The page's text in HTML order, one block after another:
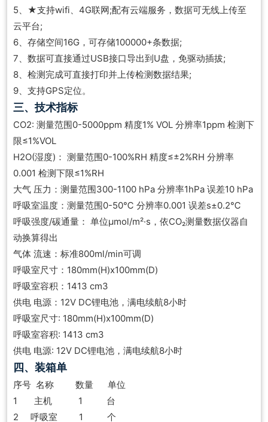
5、★支持wifi、4G联网;配有云端服务，数据可无线上传至
云平台;
6、存储空间16G，可存储100000+条数据;
7、数据可直接通过USB接口导出到U盘，免驱动插拔;
8、检测完成可直接打印并上传检测数据结果;
9、支持GPS定位。
三、技术指标
CO2: 测量范围0-5000ppm 精度1% VOL 分辨率1ppm 检测下
限≤1%VOL
H2O(湿度)： 测量范围0-100%RH 精度≤±2%RH 分辨率
0.001 检测下限≤1%RH
大气 压力：测量范围300-1100 hPa 分辨率1hPa 误差10 hPa
呼吸室温度：测量范围0-50℃ 分辨率0.001 误差s±0.2℃
呼吸强度/碳通量： 单位μmol/m²·s，依CO₂测量数据仪器自
动换算得出
气体 流速：标准800ml/min可调
呼吸室尺寸：180mm(H)x100mm(D)
呼吸室容积：1413 cm3
供电 电源：12V DC锂电池，满电续航8小时
呼吸室尺寸: 180mm(H)x100mm(D)
呼吸室容积: 1413 cm3
供电 电源: 12V DC锂电池，满电续航8小时
四、装箱单
序号 名称 数量 单位
1 主机 1 台
2 呼吸室 1 个